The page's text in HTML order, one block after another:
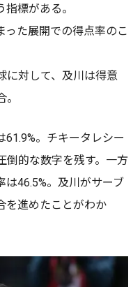
標がある。
った展開での得点率のこ
に対して、及川は得意
。チキータレシー
倒的な数字を残す。一方
は46.5%。及川がサーブ
を進めたことがわか